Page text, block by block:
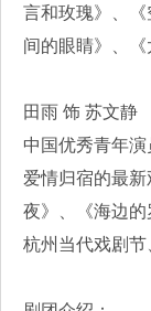
言和玫瑰》、
间的眼睛》、
田雨 饰 苏文静
中国优秀青年
爱情归宿的最
夜》、《海边
杭州当代戏剧节